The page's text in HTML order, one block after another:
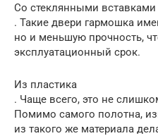
Со стеклянными вставками
. Такие двери гармошка
но и меньшую прочность,
эксплуатационный срок.
Из пластика
. Чаще всего, это не
Помимо самого полотна,
из такого же материала